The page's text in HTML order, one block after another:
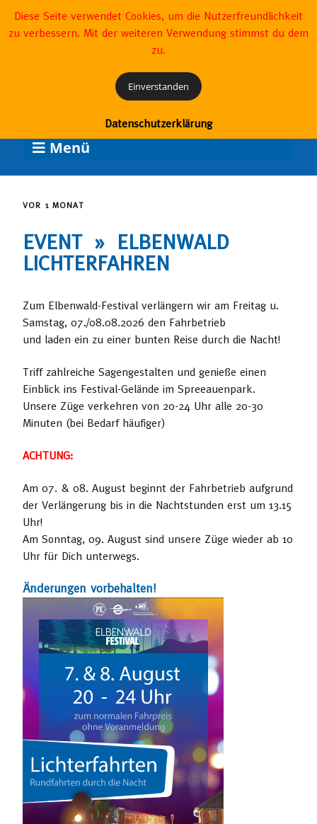
Betreiber Geschichte Förderverein Partner
Menü
VOR 1 MONAT
EVENT » ELBENWALD
LICHTERFAHREN
Zum Elbenwald-Festival verlängern wir am Freitag u.
Samstag, 07./08.08.2026 den Fahrbetrieb
und laden ein zu einer bunten Reise durch die Nacht!
Triff zahlreiche Sagengestalten und genieße einen
Einblick ins Festival-Gelände im Spreeauenpark.
Unsere Züge verkehren von 20-24 Uhr alle 20-30
Minuten (bei Bedarf häufiger)
ACHTUNG:
Am 07. & 08. August beginnt der Fahrbetrieb aufgrund
der Verlängerung bis in die Nachtstunden erst um 13.15
Uhr!
Am Sonntag, 09. August sind unsere Züge wieder ab 10
Uhr für Dich unterwegs.
Änderungen vorbehalten!
Diese Seite verwendet Cookies, um die Nutzerfreundlichkeit
zu verbessern. Mit der weiteren Verwendung stimmst du dem
zu.
Einverstanden
Datenschutzerklärung